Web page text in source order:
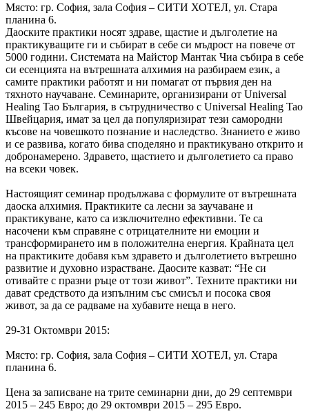
Място: гр. София, зала София – СИТИ ХОТЕЛ, ул. Стара
планина 6.
Даоските практики носят здраве, щастие и дълголетие на
практикуващите ги и събират в себе си мъдрост на повече от
5000 години. Системата на Майстор Мантак Чиа събира в себе
си есенцията на вътрешната алхимия на разбираем език, а
самите практики работят и ни помагат от първия ден на
тяхното научаване. Семинарите, организирани от Universal
Healing Tao България, в сътрудничество с Universal Healing Tao
Швейцария, имат за цел да популяризират тези самородни
късове на човешкото познание и наследство. Знанието е живо
и се развива, когато бива споделяно и практикувано открито и
добронамерено. Здравето, щастието и дълголетието са право
на всеки човек.
Настоящият семинар продължава с формулите от вътрешната
даоска алхимия. Практиките са лесни за заучаване и
практикуване, като са изключително ефективни. Те са
насочени към справяне с отрицателните ни емоции и
трансформирането им в положителна енергия. Крайната цел
на практиките добавя към здравето и дълголетието вътрешно
развитие и духовно израстване. Даосите казват: “Не си
отивайте с празни ръце от този живот”. Техните практики ни
дават средството да изпълним със смисъл и посока своя
живот, за да се радваме на хубавите неща в него.
29-31 Октомври 2015:
Място: гр. София, зала София – СИТИ ХОТЕЛ, ул. Стара
планина 6.
Цена за записване на трите семинарни дни, до 29 септември
2015 – 245 Евро; до 29 октомври 2015 – 295 Евро.